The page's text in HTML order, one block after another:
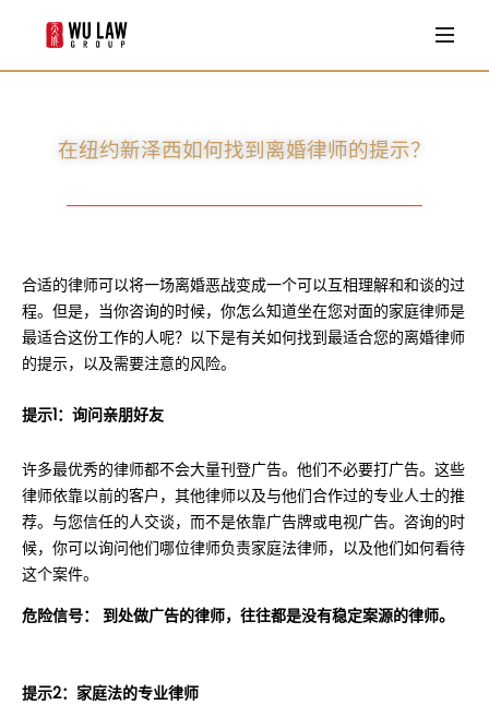
首页
移民法
律师团队
Louisa Wu
William S. Ravenell II
Adam S. Kopchian
Arthur Minas
客户评价
常见问题
在纽约新泽西如何找到离婚律师的提示？
合适的律师可以将一场离婚恶战变成一个可以互相理解和和谈的过
程。但是，当你咨询的时候，你怎么知道坐在您对面的家庭律师是
最适合这份工作的人呢？以下是有关如何找到最适合您的离婚律师
的提示，以及需要注意的风险。
提示1：询问亲朋好友
许多最优秀的律师都不会大量刊登广告。他们不必要打广告。这些
律师依靠以前的客户，其他律师以及与他们合作过的专业人士的推
荐。与您信任的人交谈，而不是依靠广告牌或电视广告。咨询的时
候，你可以询问他们哪位律师负责家庭法律师，以及他们如何看待
这个案件。
危险信号： 到处做广告的律师，往往都是没有稳定案源的律师。
提示2：家庭法的专业律师